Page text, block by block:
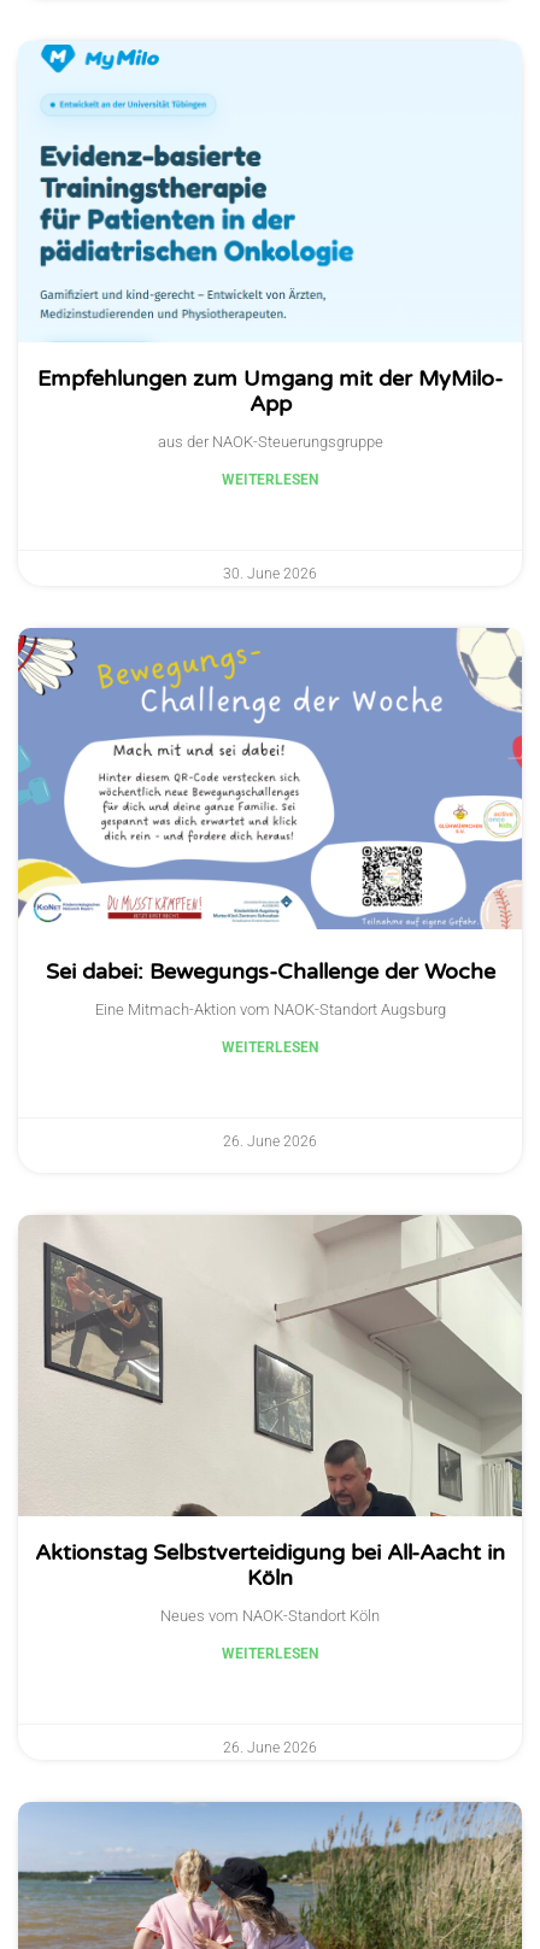
Empfehlungen zum Umgang mit der MyMilo-
App
aus der NAOK-Steuerungsgruppe
WEITERLESEN
30. June 2026
Sei dabei: Bewegungs-Challenge der Woche
Eine Mitmach-Aktion vom NAOK-Standort Augsburg
WEITERLESEN
26. June 2026
Aktionstag Selbstverteidigung bei All-Aacht in
Köln
Neues vom NAOK-Standort Köln
WEITERLESEN
26. June 2026